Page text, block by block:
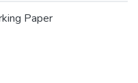
Paper